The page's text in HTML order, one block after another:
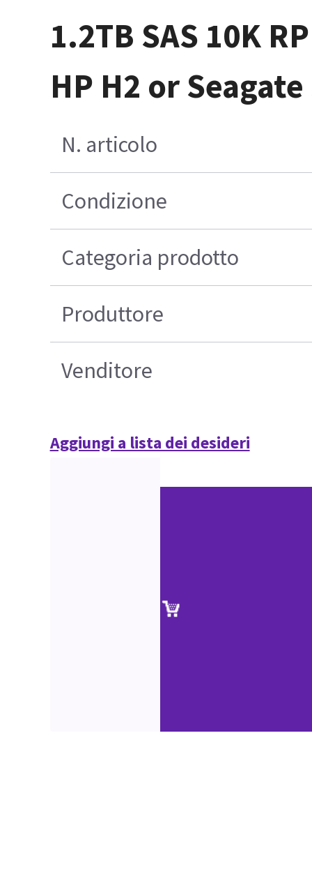
1.2TB SAS 10K
HP H2 or
N. articolo
Condizione
Categoria prodotto
Produttore
Venditore
Aggiungi a lista dei desideri